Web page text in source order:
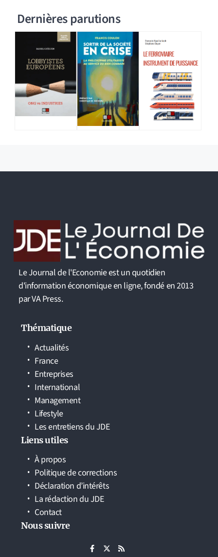
Dernières parutions
Le Journal de l'Economie est un quotidien
d'information économique en ligne, fondé en 2013
par VA Press.
Thématique
Actualités
France
Entreprises
International
Management
Lifestyle
Les entretiens du JDE
Liens utiles
À propos
Politique de corrections
Déclaration d’intérêts
La rédaction du JDE
Contact
Nous suivre